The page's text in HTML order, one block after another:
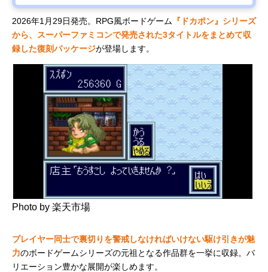
2026年1月29日発売。RPG風ボードゲーム 『ドカポン』シリーズ
から、スーパーファミコンで発売された3タイトルをまとめて収
録した復刻パッケージが登場します。
Photo by 楽天市場
プレイヤー同士で裏切りを警戒しなければいけない駆け引きが魅
力のボードゲームシリーズの元祖となる作品群を一挙に収録。バ
リエーション豊かな展開が楽しめます。